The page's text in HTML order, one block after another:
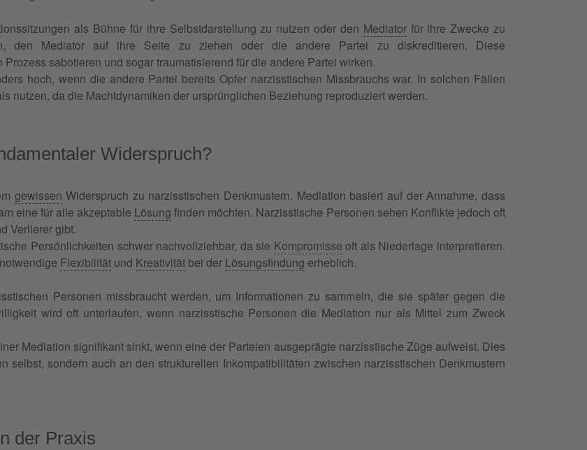
als Bühne für ihre Selbstdarstellung zu nutzen oder den Mediatorfür ihre Zwecke zu
den Mediator auf ihre Seite zu ziehen oder die andere Partei zu diskreditieren. Diese
sabotieren und sogar traumatisierend für die andere Partei wirken.
hoch, wenn die andere Partei bereits Opfer narzisstischen Missbrauchs war. In solchen Fällen
nutzen, da die Machtdynamiken der ursprünglichen Beziehung reproduziert werden.
Widerspruch?
gewissen Widerspruch zu narzisstischen Denkmustern. Mediation basiert auf der Annahme, dass
eine für alle akzeptable Lösung finden möchten. Narzisstische Personen sehen Konflikte jedoch oft
Verlierer gibt.
Persönlichkeiten schwer nachvollziehbar, da sie Kompromisse oft als Niederlage interpretieren.
Flexibilität und Kreativität bei der Lösungsfindung erheblich.
Personen missbraucht werden, um Informationen zu sammeln, die sie später gegen die
wird oft unterlaufen, wenn narzisstische Personen die Mediation nur als Mittel zum Zweck
Mediation signifikant sinkt, wenn eine der Parteien ausgeprägte narzisstische Züge aufweist. Dies
selbst, sondern auch an den strukturellen Inkompatibilitäten zwischen narzisstischen Denkmustern
der Praxis